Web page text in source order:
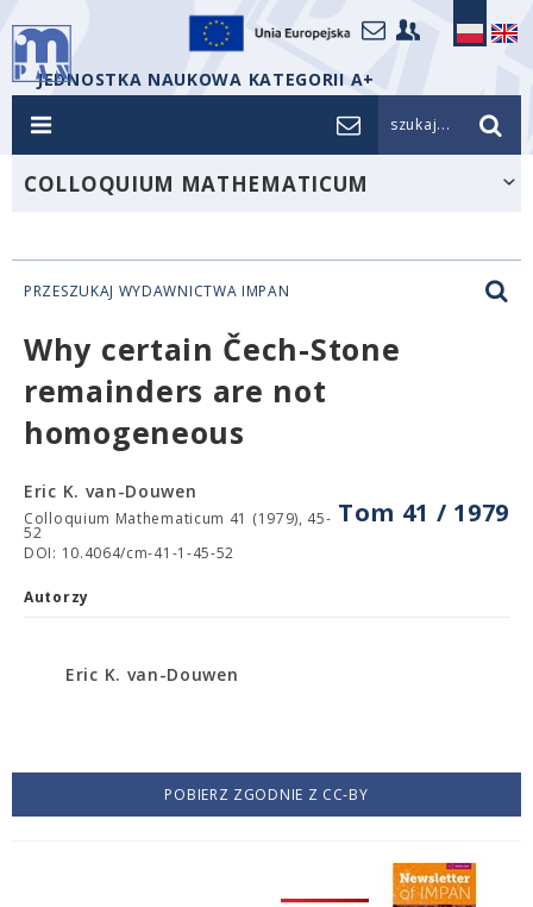
JEDNOSTKA NAUKOWA KATEGORII A+
szukaj...
COLLOQUIUM MATHEMATICUM
PRZESZUKAJ WYDAWNICTWA IMPAN
Why certain Čech-Stone
remainders are not
homogeneous
Tom 41 / 1979
Eric K. van-Douwen
Colloquium Mathematicum 41 (1979), 45-
52
DOI: 10.4064/cm-41-1-45-52
Autorzy
Eric K. van-Douwen
POBIERZ ZGODNIE Z CC-BY